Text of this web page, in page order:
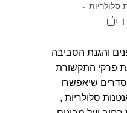
סלולריות
והגנת הסביבה
פרקי התקשורת
שיאפשרו
סלולריות ,